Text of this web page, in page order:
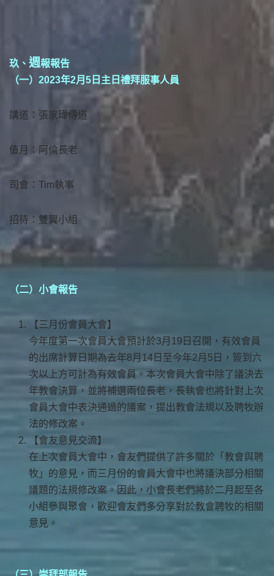
玖、 週報報告
（一）2023年2月5日主日禮拜服事人員
講道：張家瑋傳道
值月：阿倫長老
司會：Tim執事
招待：雙翼小組
（二）小會報告
【三月份會員大會】
今年度第一次會員大會預計於3月19日召開，有效會員
的出席計算日期為去年8月14日至今年2月5日，簽到六
次以上方可計為有效會員。本次會員大會中除了議決去
年教會決算，並將補選兩位長老，長執會也將針對上次
會員大會中表決通過的議案，提出教會法規以及聘牧辦
法的修改案。
【會友意見交流】
在上次會員大會中，會友們提供了許多關於「教會與聘
牧」的意見，而三月份的會員大會中也將議決部分相關
議題的法規修改案。因此，小會長老們將於二月起至各
小組參與聚會，歡迎會友們多分享對於教會聘牧的相關
意見。